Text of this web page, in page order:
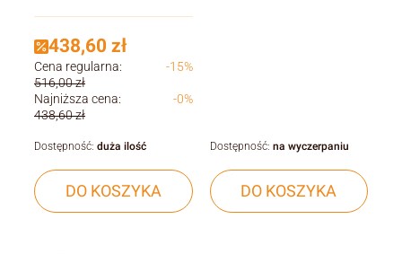
438,60 zł
Cena regularna:
516,00 zł
-15%
Najniższa cena:
438,60 zł
-0%
DO KOSZYKA
Dostępność: duża ilość
DO KOSZYKA
Dostępność: na wyczerpaniu